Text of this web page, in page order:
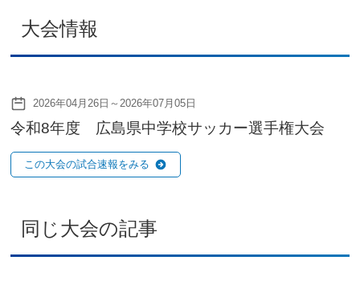
大会情報
2026年04月26日～2026年07月05日
令和8年度 広島県中学校サッカー選手権大会
この大会の試合速報をみる
同じ大会の記事